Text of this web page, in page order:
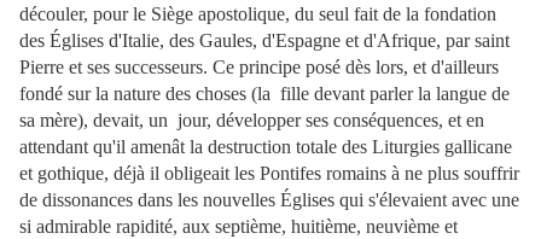
découler, pour le Siège apostolique, du seul fait de la fondation
des Églises d'Italie, des Gaules, d'Espagne et d'Afrique, par saint
Pierre et ses successeurs. Ce principe posé dès lors, et d'ailleurs
fondé sur la nature des choses (la fille devant parler la langue de
sa mère), devait, un jour, développer ses conséquences, et en
attendant qu'il amenât la destruction totale des Liturgies gallicane
et gothique, déjà il obligeait les Pontifes romains à ne plus souffrir
de dissonances dans les nouvelles Églises qui s'élevaient avec une
si admirable rapidité, aux septième, huitième, neuvième et